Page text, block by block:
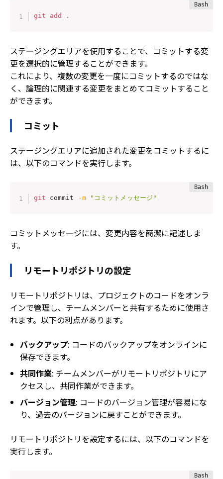
git add .
ステージングエリアを使用することで、コミットする変
更を選択的に管理することができます。
これにより、複数の変更を一度にコミットするのではな
く、論理的に関連する変更をまとめてコミットすること
ができます。
コミット
ステージングエリアに追加された変更をコミットするに
は、以下のコマンドを実行します。
git commit -m "コミットメッセージ"
コミットメッセージには、変更内容を簡潔に記述しま
す。
リモートリポジトリの設定
リモートリポジトリは、プロジェクトのコードをオンラ
インで管理し、チームメンバーと共有するために使用さ
れます。以下の利点があります。
バックアップ: コードのバックアップをオンラインに
保存できます。
共同作業: チームメンバーがリモートリポジトリにア
クセスし、共同作業ができます。
バージョン管理: コードのバージョン管理が容易にな
り、過去のバージョンに戻すことができます。
リモートリポジトリを設定するには、以下のコマンドを
実行します。